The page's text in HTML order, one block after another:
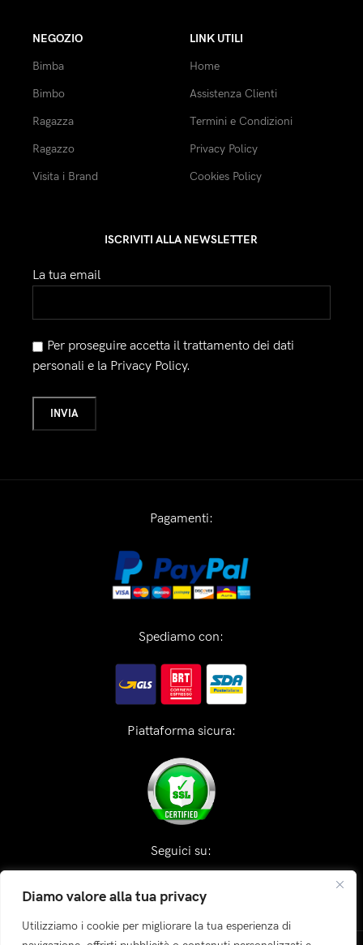
Diamo valore alla tua privacy
Utilizziamo i cookie per migliorare la tua esperienza di
NEGOZIO
Bimba
Bimbo
Ragazza
Ragazzo
Visita i Brand
LINK UTILI
Home
Assistenza Clienti
Termini e Condizioni
Privacy Policy
Cookies Policy
ISCRIVITI ALLA NEWSLETTER
La tua email
Per proseguire accetta il trattamento dei dati
personali e la Privacy Policy.
Pagamenti:
Spediamo con:
Piattaforma sicura:
Seguici su: